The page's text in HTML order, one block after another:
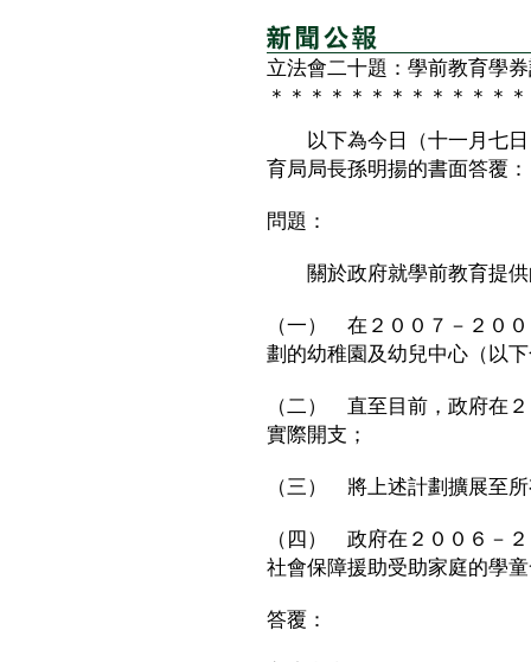
立法會二十題：學前教育學
＊＊＊＊＊＊＊＊＊＊＊＊
以下為今日（十一月七日
育局局長孫明揚的書面答覆：
問題：
關於政府就學前教育提供
（一） 在２００７－２０
劃的幼稚園及幼兒中心（以
（二） 直至目前，政府在
實際開支；
（三） 將上述計劃擴展至
（四） 政府在２００６－
社會保障援助受助家庭的學
答覆：